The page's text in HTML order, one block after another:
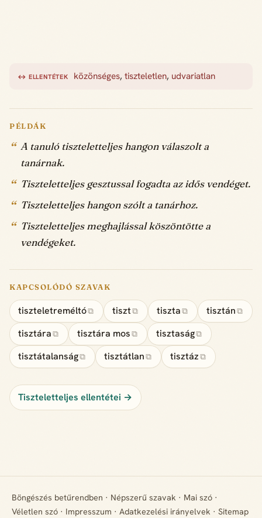
↔ ELLENTÉTEK közönséges,tiszteletlen, udvariatlan
PÉLDÁK
A tanuló tiszteletteljes hangon válaszolt a
tanárnak.
Tiszteletteljes gesztussal fogadta az idős vendéget.
Tiszteletteljes hangon szólt a tanárhoz.
Tiszteletteljes meghajlással köszöntötte a
vendégeket.
KAPCSOLÓDÓ SZAVAK
tiszteletreméltó⧉ tiszt ⧉ tiszta ⧉ tisztán ⧉
tisztára ⧉ tisztára mos ⧉ tisztaság⧉
tisztátalanság⧉ tisztátlan ⧉ tisztáz ⧉
Tiszteletteljes ellentétei →
Böngészés betűrendben · Népszerű szavak · Mai szó ·
Véletlen szó · Impresszum · Adatkezelési irányelvek · Sitemap